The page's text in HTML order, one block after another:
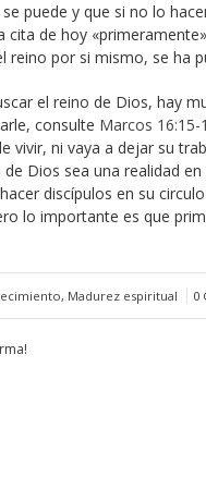
puede y que si no lo
cita de hoy
reino por si mismo, se ha
el reino de Dios, hay
consulte Marcos 16:15-
vivir, ni vaya a dejar su
Dios sea una realidad
discípulos en su
lo importante es que
, Madurez espiritual 0